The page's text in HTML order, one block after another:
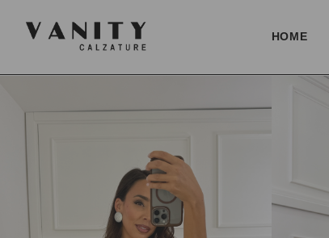
HOME